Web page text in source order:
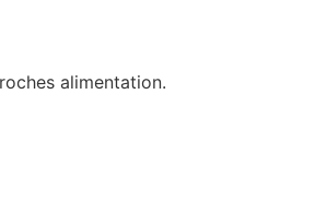
alimentation.